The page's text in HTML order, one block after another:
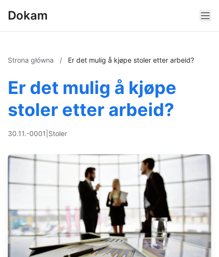
Dokam
Strona główna / Er det mulig å kjøpe stoler etter arbeid?
Er det mulig å kjøpe
stoler etter arbeid?
30.11.-0001 Stoler